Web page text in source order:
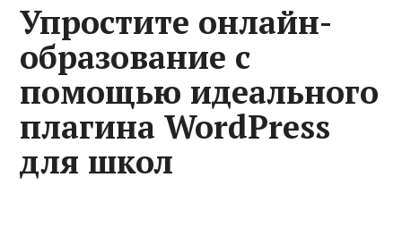
Упростите онлайн-
образование с
помощью идеального
плагина WordPress
для школ